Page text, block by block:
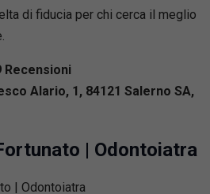
di fiducia per chi cerca il meglio
Recensioni
Alario, 1, 84121 Salerno SA,
| Odontoiatra